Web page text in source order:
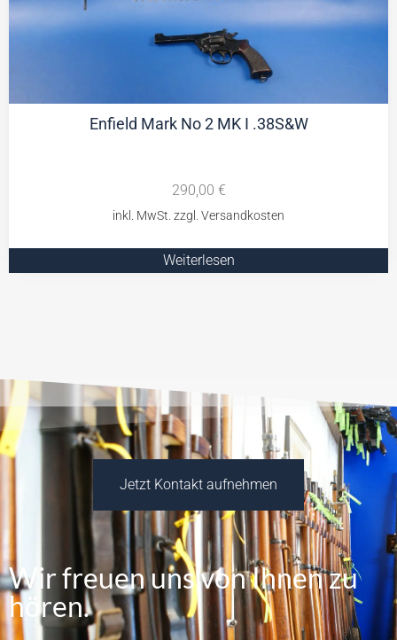
Enfield Mark No 2 MK I .38S&W
290,00 €
Weiterlesen
Jetzt Kontakt aufnehmen
Wir freuen uns von Ihnen zu
hören.